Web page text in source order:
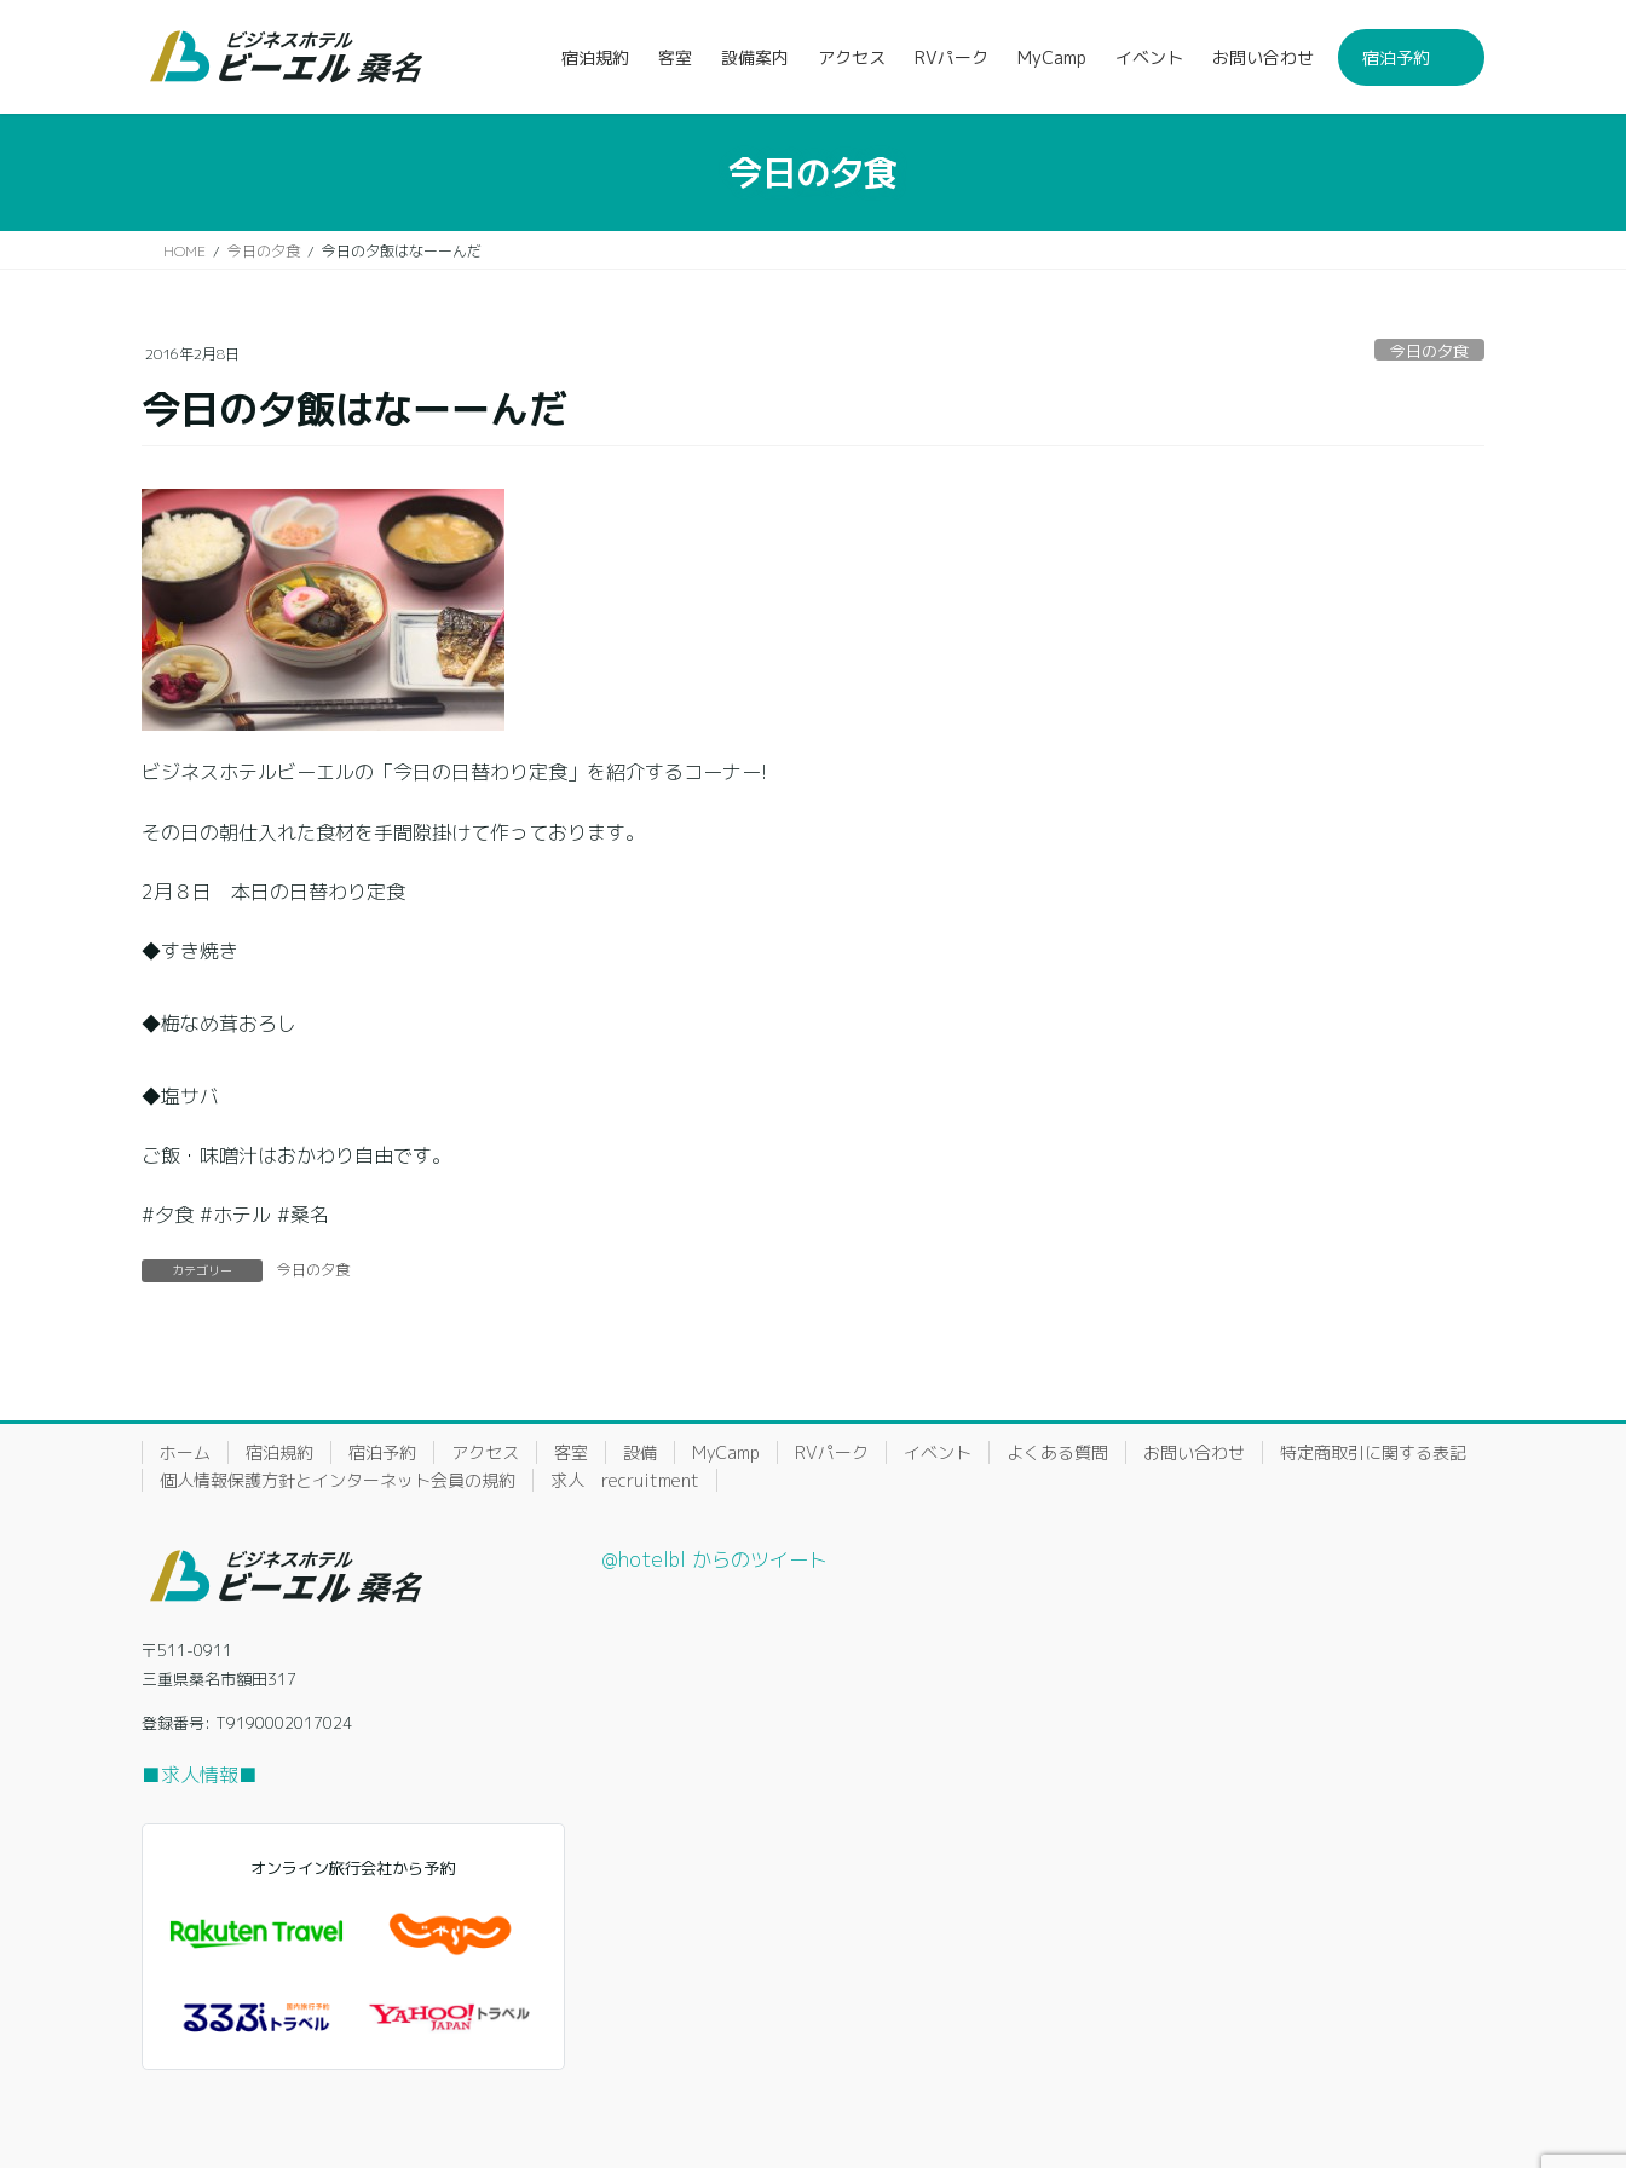
宿泊規約 客室 設備案内 アクセス RVパーク MyCamp イベント お問い合わせ 宿泊予約
今日の夕食
HOME 今日の夕食 今日の夕飯はなーーんだ
2016年2月8日 今日の夕食
今日の夕飯はなーーんだ
ビジネスホテルビーエルの「今日の日替わり定食」を紹介するコーナー!
その日の朝仕入れた食材を手間隙掛けて作っております。
2月８日 本日の日替わり定食
◆すき焼き
◆梅なめ茸おろし
◆塩サバ
ご飯・味噌汁はおかわり自由です。
#夕食 #ホテル #桑名
カテゴリー 今日の夕食
ホーム 宿泊規約 宿泊予約 アクセス 客室 設備 MyCamp RVパーク イベント よくある質問 お問い合わせ
特定商取引に関する表記
個人情報保護方針とインターネット会員の規約
求人 recruitment
〒511-0911
三重県桑名市額田317
登録番号: T9190002017024
■求人情報■
オンライン旅行会社から予約
@hotelbl からのツイート